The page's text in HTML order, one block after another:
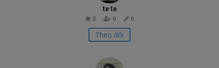
te te
0 0 0
Theo dõi